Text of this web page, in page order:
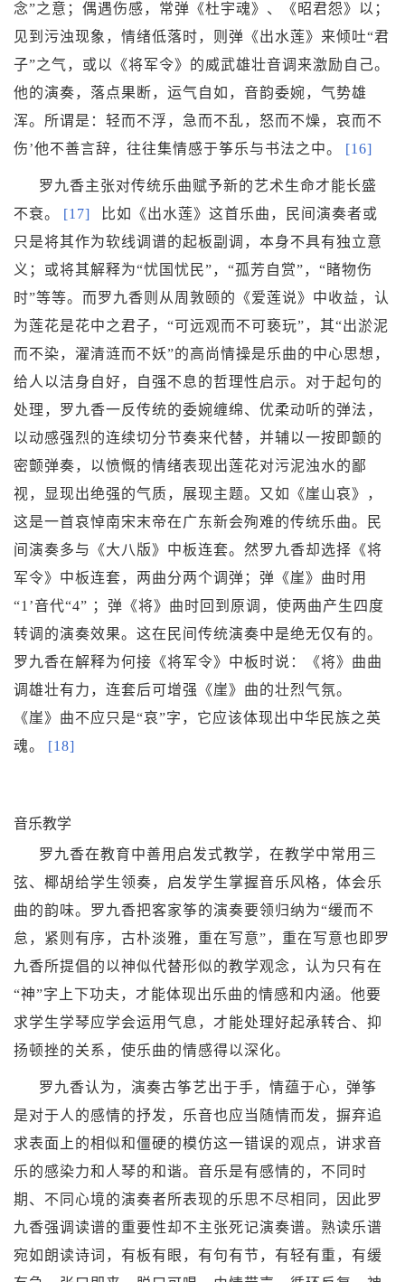
念”之意；偶遇伤感，常弹《杜宇魂》、《昭君怨》以；
见到污浊现象，情绪低落时，则弹《出水莲》来倾吐“君
子”之气，或以《将军令》的威武雄壮音调来激励自己。
他的演奏，落点果断，运气自如，音韵委婉，气势雄
浑。所谓是：轻而不浮，急而不乱，怒而不燥，哀而不
伤’他不善言辞，往往集情感于筝乐与书法之中。
[16]
罗九香主张对传统乐曲赋予新的艺术生命才能长盛
不衰。
[17] 比如《出水莲》这首乐曲，民间演奏者或
只是将其作为软线调谱的起板副调，本身不具有独立意
义；或将其解释为“忧国忧民”，“孤芳自赏”，“睹物伤
时”等等。而罗九香则从 周敦颐的《爱莲说》中收益，认
为莲花是花中之君子，“可远观而不可亵玩”，其“出淤泥
而不染，濯清涟而不妖”的高尚情操是乐曲的中心思想，
给人以洁身自好，自强不息的哲理性启示。对于起句的
处理，罗九香一反传统的委婉缠绵、优柔动听的弹法，
以动感强烈的连续切分节奏来代替，并辅以一按即颤的
密颤弹奏，以愤慨的情绪表现出莲花对污泥浊水的鄙
视，显现出绝强的气质，展现主题。又如《崖山哀》，
这是一首哀悼南宋末帝在广东新会殉难的传统乐曲。民
间演奏多与《大八版》中板连套。然罗九香却选择《将
军令》中板连套，两曲分两个调弹；弹《崖》曲时用
“1’音代“4” ；弹《将》曲时回到原调，使两曲产生四度
转调的演奏效果。这在民间传统演奏中是绝无仅有的。
罗九香在解释为何接《将军令》中板时说：《将》曲曲
调雄壮有力，连套后可增强《崖》曲的壮烈气氛。
《崖》曲不应只是“哀”字，它应该体现出中华民族之英
魂。
[18]
音乐教学
罗九香在教育中善用 启发式教学，在教学中常用 三
弦、 椰胡给学生领奏，启发学生掌握音乐风格，体会乐
曲的韵味。罗九香把客家筝的演奏要领归纳为“缓而不
怠，紧则有序，古朴淡雅，重在写意”，重在写意也即罗
九香所提倡的以神似代替形似的教学观念，认为只有在
“神”字上下功夫，才能体现出乐曲的情感和内涵。他要
求学生学琴应学会运用气息，才能处理好起承转合、抑
扬顿挫的关系，使乐曲的情感得以深化。
罗九香认为，演奏古筝艺出于手，情蕴于心，弹筝
是对于人的感情的抒发，乐音也应当随情而发，摒弃追
求表面上的相似和僵硬的模仿这一错误的观点，讲求音
乐的感染力和人琴的和谐。音乐是有感情的，不同时
期、不同心境的演奏者所表现的乐思不尽相同，因此罗
九香强调读谱的重要性却不主张死记演奏谱。熟读乐谱
宛如朗读诗词，有板有眼，有句有节，有轻有重，有缓